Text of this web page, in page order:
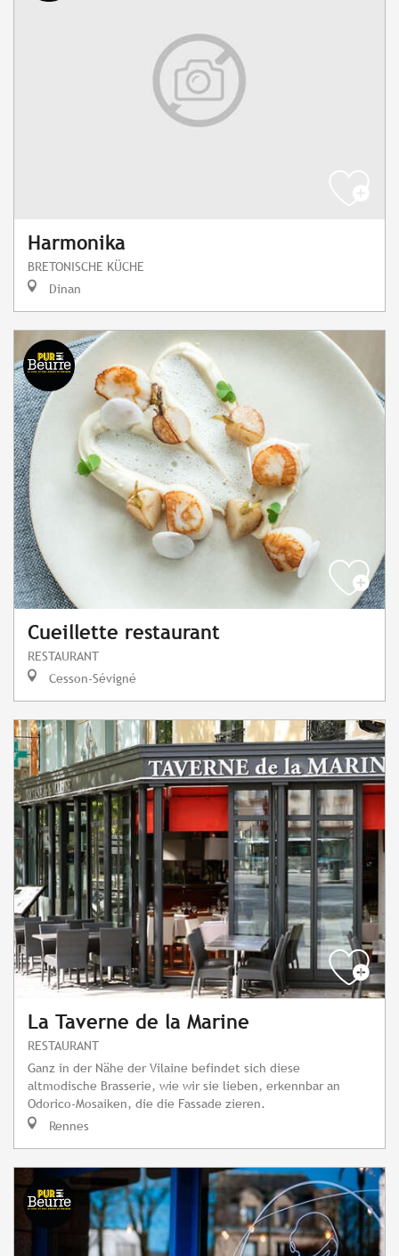
Harmonika
BRETONISCHE KÜCHE
Dinan
Cueillette restaurant
RESTAURANT
Cesson-Sévigné
La Taverne de la Marine
RESTAURANT
Ganz in der Nähe der Vilaine befindet sich diese
altmodische Brasserie, wie wir sie lieben, erkennbar an
Odorico-Mosaiken, die die Fassade zieren.
Rennes